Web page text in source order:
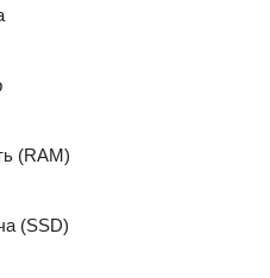
(RAM)
(SSD)